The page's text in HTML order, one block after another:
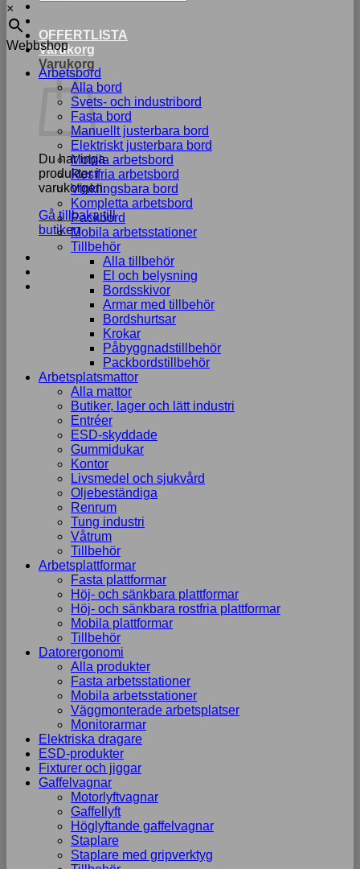
OFFERTLISTA
Varukorg
Varukorg
Du har inga
produkter i
varukorgen.
Gå tillbaka till
butiken
×
Webbshop
Arbetsbord
Alla bord
Svets- och industribord
Fasta bord
Manuellt justerbara bord
Elektriskt justerbara bord
Mobila arbetsbord
Rostfria arbetsbord
Vinklingsbara bord
Kompletta arbetsbord
Packbord
Mobila arbetsstationer
Tillbehör
Alla tillbehör
El och belysning
Bordsskivor
Armar med tillbehör
Bordshurtsar
Krokar
Påbyggnadstillbehör
Packbordstillbehör
Arbetsplatsmattor
Alla mattor
Butiker, lager och lätt industri
Entréer
ESD-skyddade
Gummidukar
Kontor
Livsmedel och sjukvård
Oljebeständiga
Renrum
Tung industri
Våtrum
Tillbehör
Arbetsplattformar
Fasta plattformar
Höj- och sänkbara plattformar
Höj- och sänkbara rostfria plattformar
Mobila plattformar
Tillbehör
Datorergonomi
Alla produkter
Fasta arbetsstationer
Mobila arbetsstationer
Väggmonterade arbetsplatser
Monitorarmar
Elektriska dragare
ESD-produkter
Fixturer och jiggar
Gaffelvagnar
Motorlyftvagnar
Gaffellyft
Höglyftande gaffelvagnar
Staplare
Staplare med gripverktyg